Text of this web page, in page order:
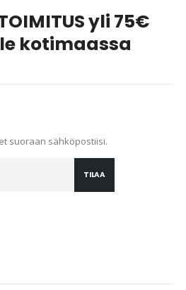
yli 75€
kotimaassa
suoraan sähköpostiisi.
TILAA